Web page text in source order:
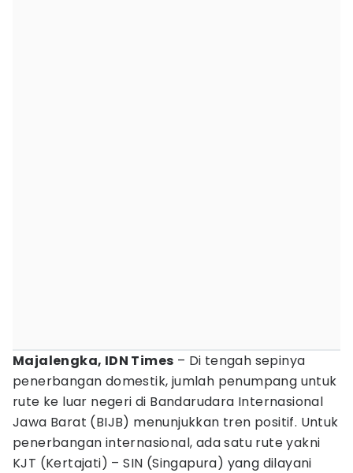
Majalengka, IDN Times – Di tengah sepinya
penerbangan domestik, jumlah penumpang untuk
rute ke luar negeri di Bandarudara Internasional
Jawa Barat (BIJB) menunjukkan tren positif. Untuk
penerbangan internasional, ada satu rute yakni
KJT (Kertajati) – SIN (Singapura) yang dilayani